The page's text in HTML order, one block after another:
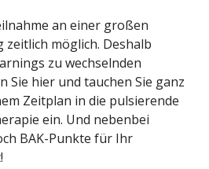
an einer großen
möglich. Deshalb
zu wechselnden
Sie hier und tauchen Sie ganz
Zeitplan in die pulsierende
ein. Und nebenbei
BAK-Punkte für Ihr